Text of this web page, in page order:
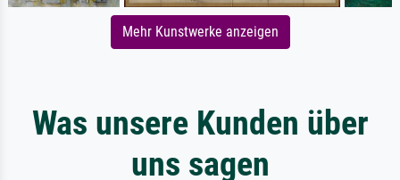
Mehr Kunstwerke anzeigen
Was unsere Kunden über
uns sagen